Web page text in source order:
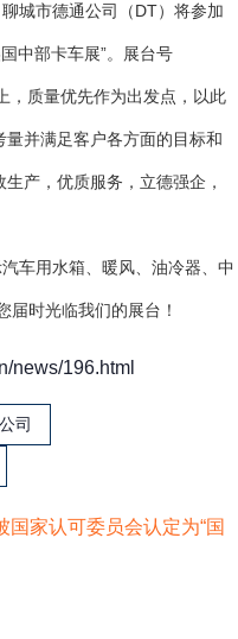
城市德通公司（DT）将参加
中部卡车展”。展台号
，质量优先作为出发点，以此
并满足客户各方面的目标和
产，优质服务，立德强企，
车用水箱、暖风、油冷器、中
届时光临我们的展台！
news/196.html
司
家认可委员会认定为“国